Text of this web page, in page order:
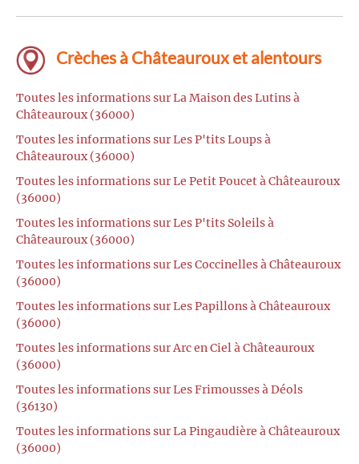
Crèches à Châteauroux et alentours
Toutes les informations sur La Maison des Lutins à
Châteauroux (36000)
Toutes les informations sur Les P'tits Loups à
Châteauroux (36000)
Toutes les informations sur Le Petit Poucet à Châteauroux
(36000)
Toutes les informations sur Les P'tits Soleils à
Châteauroux (36000)
Toutes les informations sur Les Coccinelles à Châteauroux
(36000)
Toutes les informations sur Les Papillons à Châteauroux
(36000)
Toutes les informations sur Arc en Ciel à Châteauroux
(36000)
Toutes les informations sur Les Frimousses à Déols
(36130)
Toutes les informations sur La Pingaudière à Châteauroux
(36000)